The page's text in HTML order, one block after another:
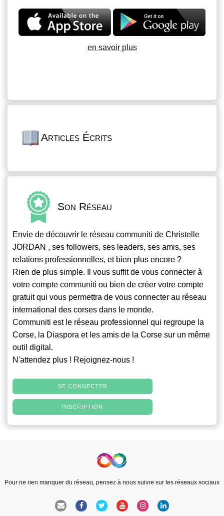
en savoir plus
Articles Écrits
Son Réseau
Envie de découvrir le réseau communiti de Christelle
JORDAN , ses followers, ses leaders, ses amis, ses
relations professionnelles, et bien plus encore ?
Rien de plus simple. Il vous suffit de vous connecter à
votre compte communiti ou bien de créer votre compte
gratuit qui vous permettra de vous connecter au réseau
international des corses dans le monde.
Communiti est le réseau professionnel qui regroupe la
Corse, la Diaspora et les amis de la Corse sur un même
outil digital.
N'attendez plus ! Rejoignez-nous !
SE CONNECTER
INSCRIPTION
Pour ne rien manquer du réseau, pensez à nous suivre sur les réseaux sociaux